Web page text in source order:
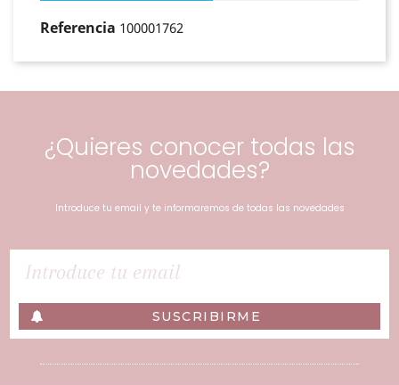
Referencia 100001762
¿Quieres conocer todas las
novedades?
Introduce tu email y te informaremos de todas las novedades
SUSCRIBIRME